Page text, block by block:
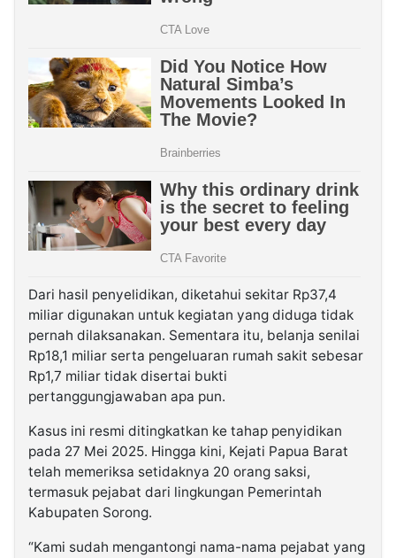
Dari hasil penyelidikan, diketahui sekitar Rp37,4
miliar digunakan untuk kegiatan yang diduga tidak
pernah dilaksanakan. Sementara itu, belanja senilai
Rp18,1 miliar serta pengeluaran rumah sakit sebesar
Rp1,7 miliar tidak disertai bukti
pertanggungjawaban apa pun.
Kasus ini resmi ditingkatkan ke tahap penyidikan
pada 27 Mei 2025. Hingga kini, Kejati Papua Barat
telah memeriksa setidaknya 20 orang saksi,
termasuk pejabat dari lingkungan Pemerintah
Kabupaten Sorong.
“Kami sudah mengantongi nama-nama pejabat yang